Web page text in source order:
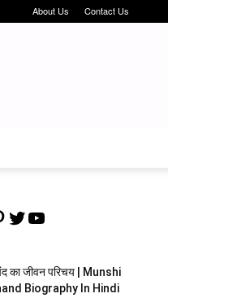
About Us Contact Us
Twitter
YouTube
का जीवन परिचय | Munshi
Biography In Hindi